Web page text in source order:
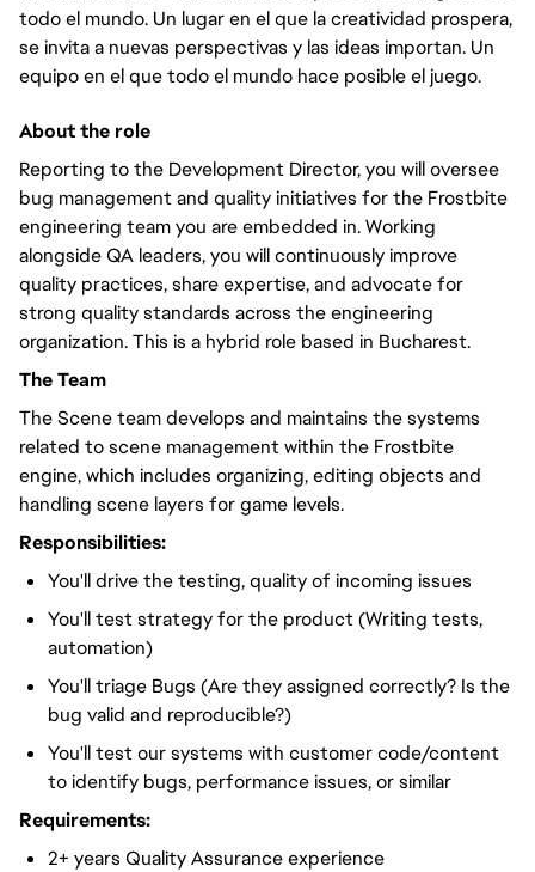
todo el mundo. Un lugar en el que la creatividad prospera,
se invita a nuevas perspectivas y las ideas importan. Un
equipo en el que todo el mundo hace posible el juego.
About the role
Reporting to the Development Director, you will oversee
bug management and quality initiatives for the Frostbite
engineering team you are embedded in. Working
alongside QA leaders, you will continuously improve
quality practices, share expertise, and advocate for
strong quality standards across the engineering
organization. This is a hybrid role based in Bucharest.
The Team
The Scene team develops and maintains the systems
related to scene management within the Frostbite
engine, which includes organizing, editing objects and
handling scene layers for game levels.
Responsibilities:
You'll drive the testing, quality of incoming issues
You'll test strategy for the product (Writing tests,
automation)
You'll triage Bugs (Are they assigned correctly? Is the
bug valid and reproducible?)
You'll test our systems with customer code/content
to identify bugs, performance issues, or similar
Requirements:
2+ years Quality Assurance experience